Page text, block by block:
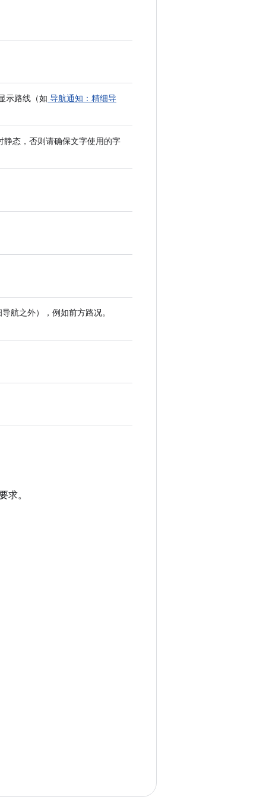
示路线（如 导航通知：精细导
态，否则请确保文字使用的字
航之外），例如前方路况。
求。